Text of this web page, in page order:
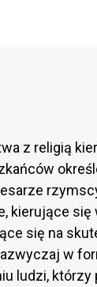
z religią
kierujące
się na
w
ludzi,